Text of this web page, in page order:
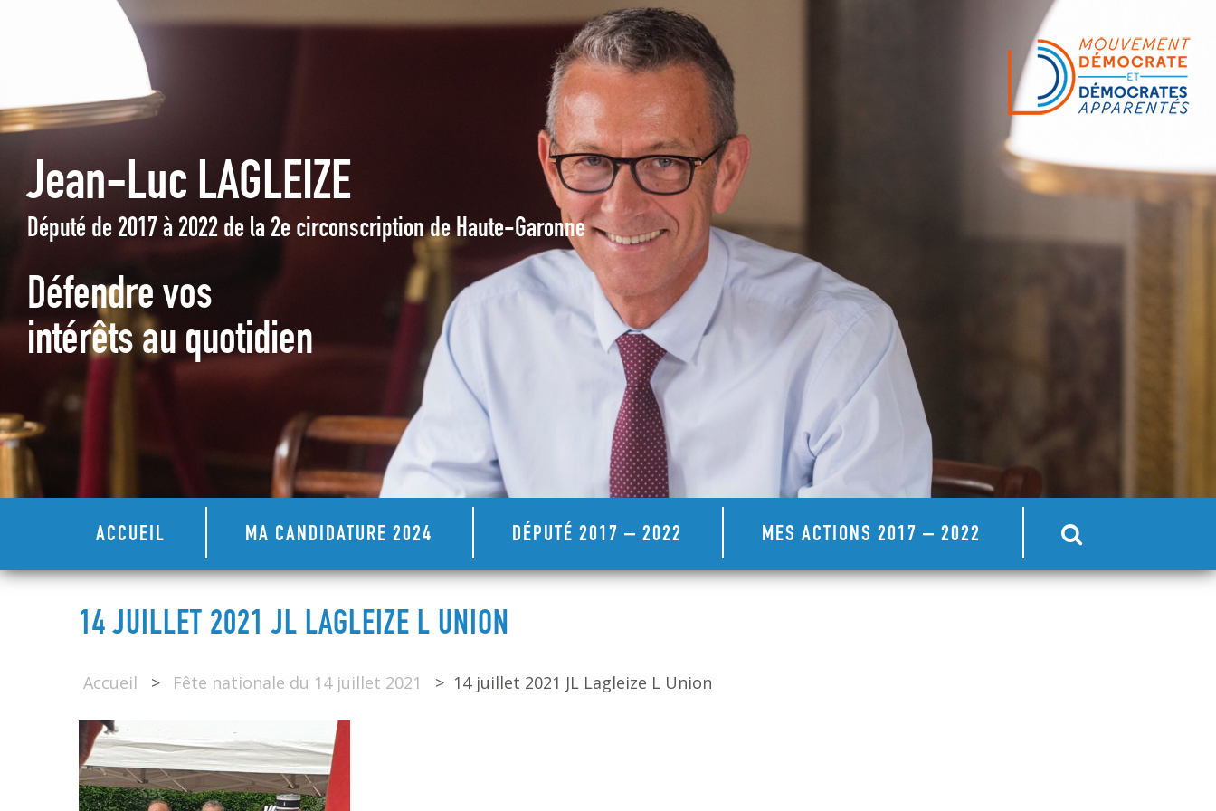
Jean-Luc LAGLEIZE
Député de 2017 à 2022 de la 2e circonscription de Haute-Garonne
Défendre vos
intérêts au quotidien
ACCUEIL MA CANDIDATURE 2024 DÉPUTÉ 2017 – 2022 MES ACTIONS 2017 – 2022
14 JUILLET 2021 JL LAGLEIZE L UNION
Accueil > Fête nationale du 14 juillet 2021 > 14 juillet 2021 JL Lagleize L Union